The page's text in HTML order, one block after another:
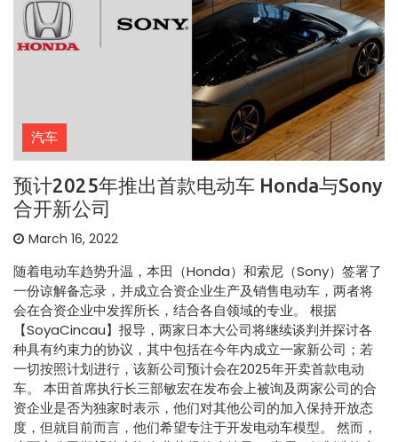
汽车
预计2025年推出首款电动车 Honda与Sony
合开新公司
March 16, 2022
随着电动车趋势升温，本田（Honda）和索尼（Sony）签署了
一份谅解备忘录，并成立合资企业生产及销售电动车，两者将
会在合资企业中发挥所长，结合各自领域的专业。 根据
【SoyaCincau】报导，两家日本大公司将继续谈判并探讨各
种具有约束力的协议，其中包括在今年内成立一家新公司；若
一切按照计划进行，该新公司预计会在2025年开卖首款电动
车。 本田首席执行长三部敏宏在发布会上被询及两家公司的合
资企业是否为独家时表示，他们对其他公司的加入保持开放态
度，但就目前而言，他们希望专注于开发电动车模型。 然而，